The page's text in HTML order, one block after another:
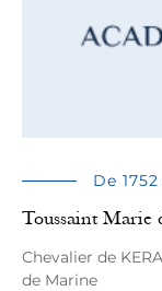
De
Toussaint Marie
Chevalier de
de Marine